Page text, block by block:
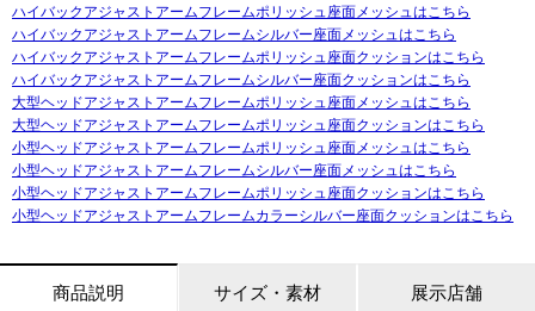
ハイバックアジャストアームフレームポリッシュ座面メッシュはこちら
ハイバックアジャストアームフレームシルバー座面メッシュはこちら
ハイバックアジャストアームフレームポリッシュ座面クッションはこちら
ハイバックアジャストアームフレームシルバー座面クッションはこちら
大型ヘッドアジャストアームフレームポリッシュ座面メッシュはこちら
大型ヘッドアジャストアームフレームポリッシュ座面クッションはこちら
小型ヘッドアジャストアームフレームポリッシュ座面メッシュはこちら
小型ヘッドアジャストアームフレームシルバー座面メッシュはこちら
小型ヘッドアジャストアームフレームポリッシュ座面クッションはこちら
小型ヘッドアジャストアームフレームカラーシルバー座面クッションはこちら
商品説明 サイズ・素材 展示店舗